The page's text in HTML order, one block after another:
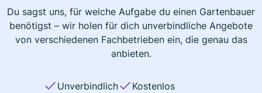
Du sagst uns, für welche Aufgabe du einen Gartenbauer
benötigst – wir holen für dich unverbindliche Angebote
von verschiedenen Fachbetrieben ein, die genau das
anbieten.
Unverbindlich
Kostenlos